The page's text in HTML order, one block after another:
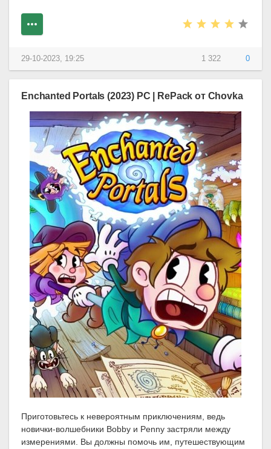
1 322 0
29-10-2023, 19:25
Enchanted Portals (2023) PC | RePack от Chovka
Приготовьтесь к невероятным приключениям, ведь
новички-волшебники Bobby и Penny застряли между
измерениями. Вы должны помочь им, путешествующим